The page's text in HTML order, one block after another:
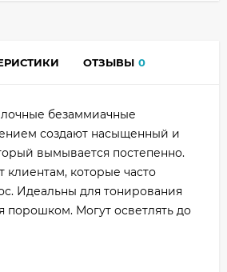
ОТЗЫВЫ 0
безаммиачные
создают насыщенный и
вымывается постепенно.
клиентам, которые часто
Идеальны для тонирования
порошком. Могут осветлять до